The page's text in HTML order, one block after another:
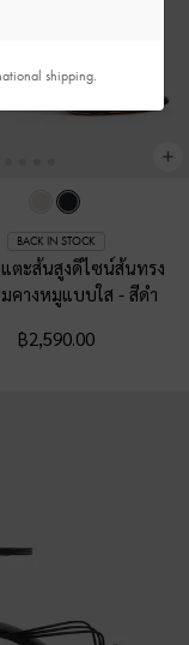
BACK IN STOCK
แตะส้นสูงดีไซน์ส้นทรง
คางหมูแบบใส - สีดำ
฿2,590.00
shipping.